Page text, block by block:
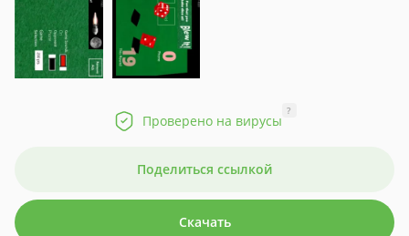
Проверено на вирусы
?
Поделиться ссылкой
Скачать